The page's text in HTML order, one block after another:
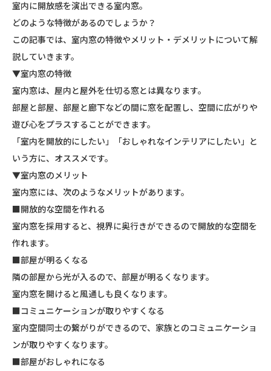
室内に開放感を演出できる室内窓。
どのような特徴があるのでしょうか？
この記事では、室内窓の特徴やメリット・デメリットについて解
説していきます。
▼室内窓の特徴
室内窓は、屋内と屋外を仕切る窓とは異なります。
部屋と部屋、部屋と廊下などの間に窓を配置し、空間に広がりや
遊び心をプラスすることができます。
「室内を開放的にしたい」「おしゃれなインテリアにしたい」と
いう方に、オススメです。
▼室内窓のメリット
室内窓には、次のようなメリットがあります。
■開放的な空間を作れる
室内窓を採用すると、視界に奥行きができるので開放的な空間を
作れます。
■部屋が明るくなる
隣の部屋から光が入るので、部屋が明るくなります。
室内窓を開けると風通しも良くなります。
■コミュニケーションが取りやすくなる
室内空間同士の繋がりができるので、家族とのコミュニケーショ
ンが取りやすくなります。
■部屋がおしゃれになる